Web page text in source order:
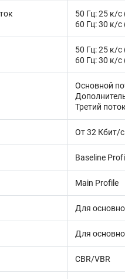
50 Гц: 25 к/с
60 Гц: 30 к/с
50 Гц: 25 к/с
60 Гц: 30 к/с
Основной
Третий
От 32 Кбит/
Baseline
Main Profile
Для
Для
CBR/VBR